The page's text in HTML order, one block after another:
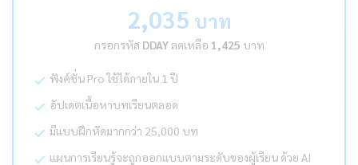
2,035 บาท
กรอกรหัส DDAYลดเหลือ 1,425 บาท
ฟังค์ชั่น Pro ใช้ได้ภายใน 1 ปี
อัปเดตเนื้อหาบทเรียนตลอด
มีแบบฝึกหัดมากกว่า 25,000 บท
แผนการเรียนรู้จะถูกออกแบบตามระดับของผู้เรียน ด้วย AI